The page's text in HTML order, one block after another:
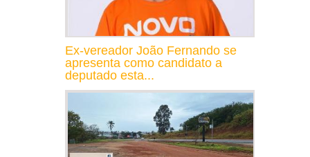
Ex-vereador João Fernando se
apresenta como candidato a
deputado esta...